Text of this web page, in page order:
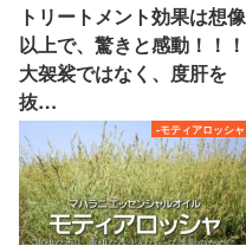
トリートメント効果は想像
以上で、驚きと感動！！！
大袈裟ではなく、度肝を
抜…
-モティアロッシャ